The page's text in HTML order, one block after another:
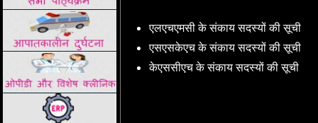
एलएचएमसी के संकाय सदस्यों की सूची
एसएसकेएच के संकाय सदस्यों की सूची
केएससीएच के संकाय सदस्यों की सूची